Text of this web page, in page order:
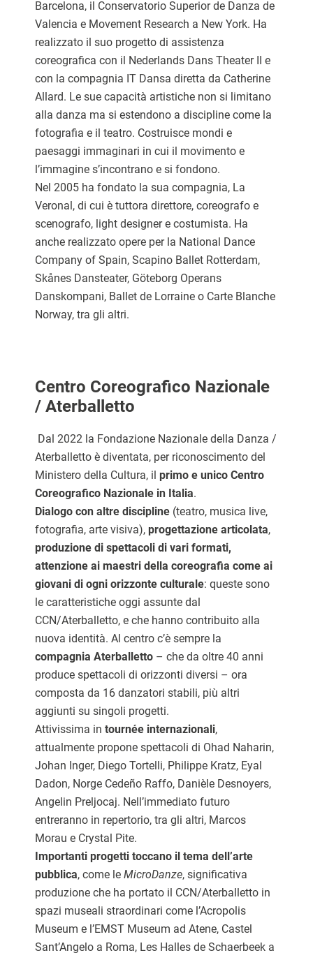
Barcelona, il Conservatorio Superior de Danza de
Valencia e Movement Research a New York. Ha
realizzato il suo progetto di assistenza
coreografica con il Nederlands Dans Theater II e
con la compagnia IT Dansa diretta da Catherine
Allard. Le sue capacità artistiche non si limitano
alla danza ma si estendono a discipline come la
fotografia e il teatro. Costruisce mondi e
paesaggi immaginari in cui il movimento e
l’immagine s’incontrano e si fondono.
Nel 2005 ha fondato la sua compagnia, La
Veronal , di cui è tuttora direttore, coreografo e
scenografo, light designer e costumista. Ha
anche realizzato opere per la National Dance
Company of Spain, Scapino Ballet Rotterdam,
Skånes Dansteater, Göteborg Operans
Danskompani, Ballet de Lorraine o Carte Blanche
Norway, tra gli altri.
Centro Coreografico Nazionale
/ Aterballetto
Dal 2022 la Fondazione Nazionale della Danza /
Aterballetto è diventata, per riconoscimento del
Ministero della Cultura, il primo e unico Centro
Coreografico Nazionale in Italia.
Dialogo con altre discipline (teatro, musica live,
fotografia, arte visiva), progettazione articolata,
produzione di spettacoli di vari formati,
attenzione ai maestri della coreografia come ai
giovani di ogni orizzonte culturale: queste sono
le caratteristiche oggi assunte dal
CCN/Aterballetto, e che hanno contribuito alla
nuova identità. Al centro c’è sempre la
compagnia Aterballetto – che da oltre 40 anni
produce spettacoli di orizzonti diversi – ora
composta da 16 danzatori stabili, più altri
aggiunti su singoli progetti.
Attivissima in tournée internazionali,
attualmente propone spettacoli di Ohad Naharin,
Johan Inger, Diego Tortelli, Philippe Kratz, Eyal
Dadon, Norge Cedeño Raffo, Danièle Desnoyers,
Angelin Preljocaj. Nell’immediato futuro
entreranno in repertorio, tra gli altri, Marcos
Morau e Crystal Pite.
Importanti progetti toccano il tema dell’arte
pubblica, come le MicroDanze, significativa
produzione che ha portato il CCN/Aterballetto in
spazi museali straordinari come l’Acropolis
Museum e l’EMST Museum ad Atene, Castel
Sant’Angelo a Roma, Les Halles de Schaerbeek a